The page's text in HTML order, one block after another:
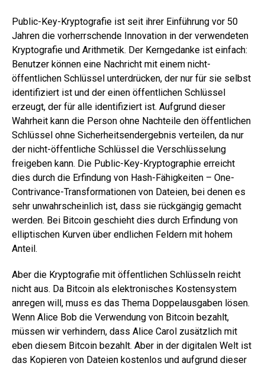
Public-Key-Kryptografie ist seit ihrer Einführung vor 50
Jahren die vorherrschende Innovation in der verwendeten
Kryptografie und Arithmetik. Der Kerngedanke ist einfach:
Benutzer können eine Nachricht mit einem nicht-
öffentlichen Schlüssel unterdrücken, der nur für sie selbst
identifiziert ist und der einen öffentlichen Schlüssel
erzeugt, der für alle identifiziert ist. Aufgrund dieser
Wahrheit kann die Person ohne Nachteile den öffentlichen
Schlüssel ohne Sicherheitsendergebnis verteilen, da nur
der nicht-öffentliche Schlüssel die Verschlüsselung
freigeben kann. Die Public-Key-Kryptographie erreicht
dies durch die Erfindung von Hash-Fähigkeiten – One-
Contrivance-Transformationen von Dateien, bei denen es
sehr unwahrscheinlich ist, dass sie rückgängig gemacht
werden. Bei Bitcoin geschieht dies durch Erfindung von
elliptischen Kurven über endlichen Feldern mit hohem
Anteil.
Aber die Kryptografie mit öffentlichen Schlüsseln reicht
nicht aus. Da Bitcoin als elektronisches Kostensystem
anregen will, muss es das Thema Doppelausgaben lösen.
Wenn Alice Bob die Verwendung von Bitcoin bezahlt,
müssen wir verhindern, dass Alice Carol zusätzlich mit
eben diesem Bitcoin bezahlt. Aber in der digitalen Welt ist
das Kopieren von Dateien kostenlos und aufgrund dieser